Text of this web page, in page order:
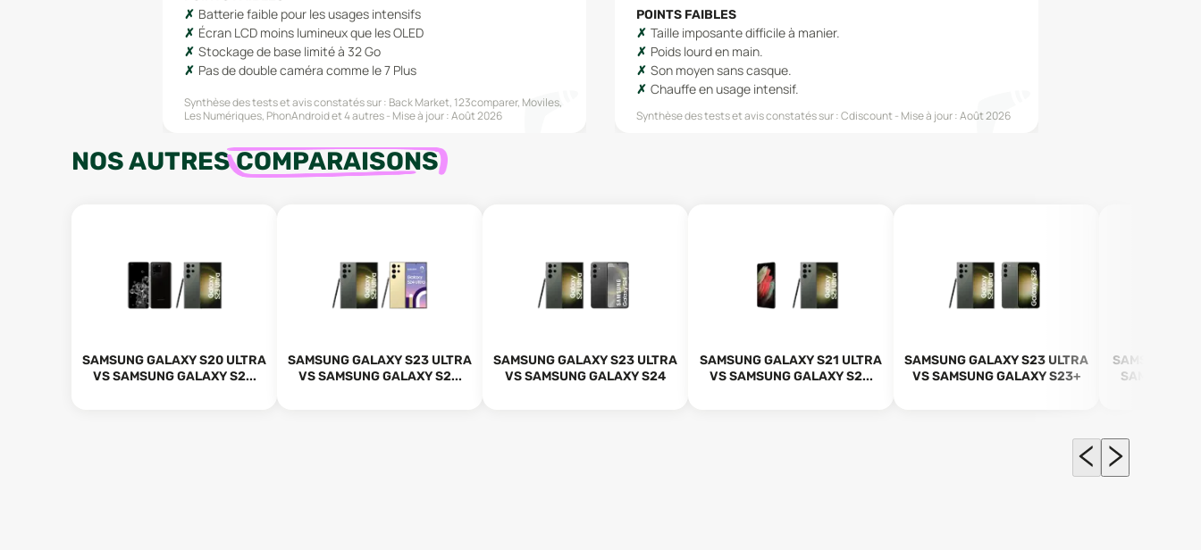
Batterie faible pour les usages intensifs
Écran LCD moins lumineux que les OLED
Stockage de base limité à 32 Go
Pas de double caméra comme le 7 Plus
Synthèse des tests et avis constatés sur : Back Market, 123comparer, Moviles,
Les Numériques, PhonAndroidet 4 autres Mise à jour :Août 2026
POINTS FAIBLES
Taille imposante difficile à manier.
Poids lourd en main.
Son moyen sans casque.
Chauffe en usage intensif.
Synthèse des tests et avis constatés sur :Cdiscount Mise à jour :Août 2026
NOS AUTRESCOMPARAISONS
SAMSUNG GALAXY S20 ULTRA
VS SAMSUNG GALAXY S2...
SAMSUNG GALAXY S23 ULTRA
VS SAMSUNG GALAXY S2...
SAMSUNG GALAXY S23 ULTRA
VS SAMSUNG GALAXY S24
SAMSUNG GALAXY S21 ULTRA
VS SAMSUNG GALAXY S2...
SAMSUNG GALAXY S23 ULTRA
VS SAMSUNG GALAXY S23+
SAMSUNG
SAMSUNG